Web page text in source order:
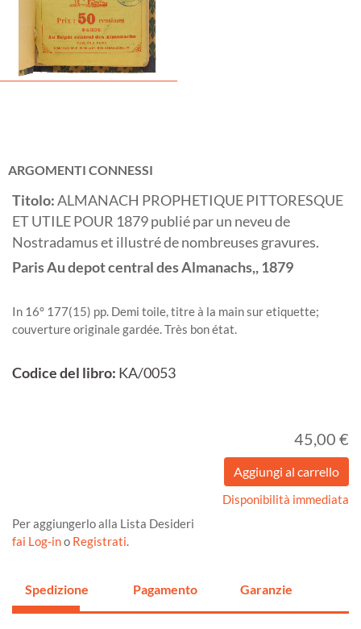
ARGOMENTI CONNESSI
Titolo:ALMANACH PROPHETIQUE PITTORESQUE
ET UTILE POUR 1879 publié par un neveu de
Nostradamus et illustré de nombreuses gravures.
ParisAu depot central des Almanachs,,1879
In 16° 177(15) pp. Demi toile, titre à la main sur etiquette;
couverture originale gardée. Très bon état.
Codice del libro: KA/0053
45,00 €
Disponibilità immediata
Per aggiungerlo alla Lista Desideri
fai Log-ino Registrati.
Spedizione Pagamento Garanzie